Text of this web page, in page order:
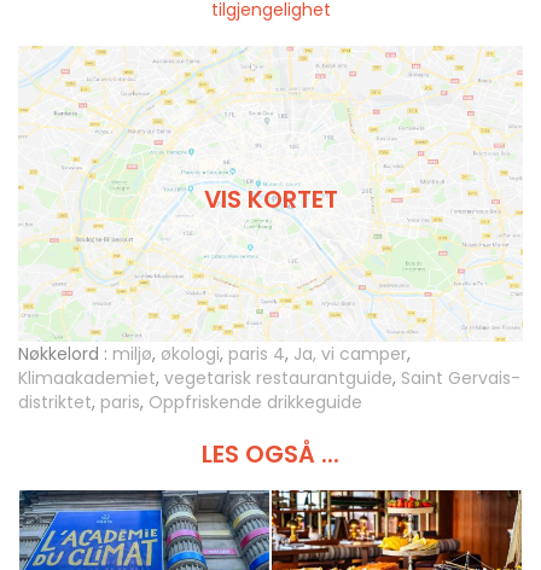
tilgjengelighet
VIS KORTET
Nøkkelord : miljø, økologi, paris 4, Ja, vi camper,
Klimaakademiet, vegetarisk restaurantguide, Saint Gervais-
distriktet, paris, Oppfriskende drikkeguide
LES OGSÅ ...